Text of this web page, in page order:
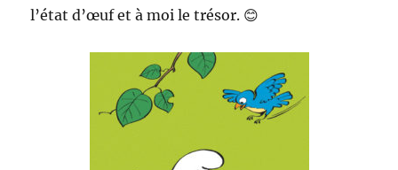
l’état d’œuf et à moi le trésor. 😊